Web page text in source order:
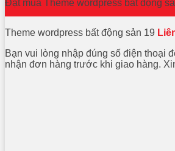
Đặt mua Theme wordpress bất động
Theme wordpress bất động sản 19
Bạn vui lòng nhập đúng số điện thoại
nhận đơn hàng trước khi giao hàng.